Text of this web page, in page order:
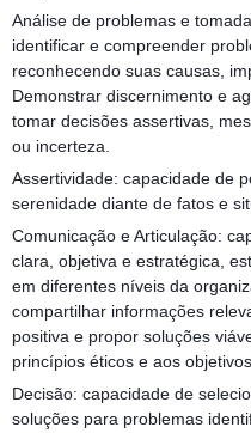
Análise de problemas e
identificar e compreender
reconhecendo suas causas,
Demonstrar discernimento e
tomar decisões assertivas,
ou incerteza.
Assertividade: capacidade de
serenidade diante de fatos e
Comunicação e Articulação:
clara, objetiva e estratégica,
em diferentes níveis da
compartilhar informações
positiva e propor soluções
princípios éticos e aos
Decisão: capacidade de
soluções para problemas